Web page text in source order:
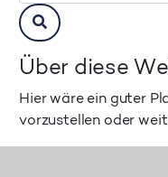
Über diese
Hier wäre ein guter
vorzustellen oder